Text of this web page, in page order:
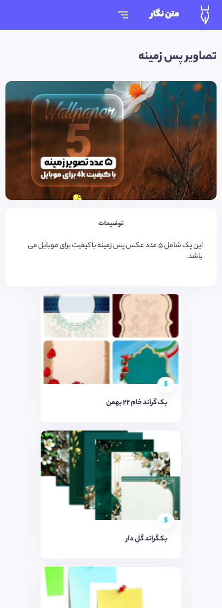
متن نگار
تصاویر پس زمینه
توضیحات
این پک شامل ۵ عدد عکس پس زمینه با کیفیت برای موبایل می
باشد.
$
بک گراند خام ۲۲ بهمن
$
بکگراند گل دار